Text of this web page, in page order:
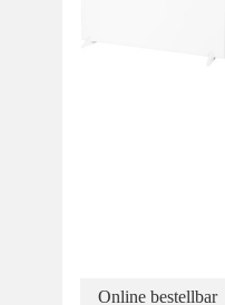
Online bestellbar